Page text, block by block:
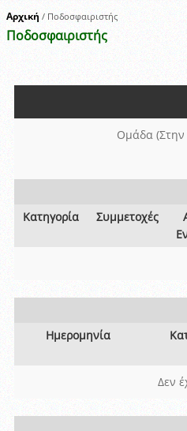
Ώρες έναρξης αγώνων
Αποτελέσματα
Κληρώσεις
Αρχική / Ποδοσφαιριστής
Ποδοσφαιριστής
Ομάδα (Στην
Κατηγορία
Συμμετοχές
Ημερομηνία
Δεν